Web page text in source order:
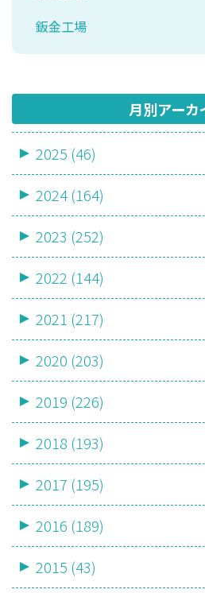
鈑金工場
月別アーカ
2025 (46)
2024 (164)
2023 (252)
2022 (144)
2021 (217)
2020 (203)
2019 (226)
2018 (193)
2017 (195)
2016 (189)
2015 (43)